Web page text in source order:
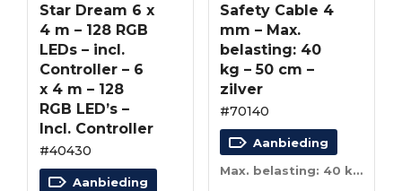
Star Dream 6 x
4 m – 128 RGB
LEDs – incl.
Controller – 6
x 4 m – 128
RGB LED’s –
Incl. Controller
#40430
Aanbieding
Safety Cable 4
mm – Max.
belasting: 40
kg – 50 cm –
zilver
#70140
Aanbieding
Max. belasting: 40 kg – 50 cm – zilver